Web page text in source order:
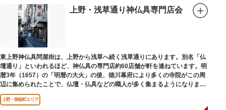
上野・浅草通り神仏具専門店会
東上野神仏具問屋街は、上野から浅草へ続く浅草通りにあります。別名「仏
壇通り」といわれるほど、神仏具の専門店約60店舗が軒を連ねています。明
暦3年（1657）の「明暦の大火」の後、徳川幕府により多くの寺院がこの周
辺に集められたことで、仏壇・仏具などの職人が多く集まるようになりまし
た。
上野・御徒町エリア